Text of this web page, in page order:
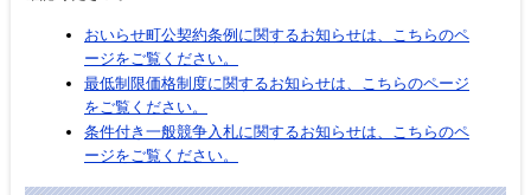
おいらせ町公契約条例に関するお知らせは、こちらのペ
ージをご覧ください。
最低制限価格制度に関するお知らせは、こちらのページ
をご覧ください。
条件付き一般競争入札に関するお知らせは、こちらのペ
ージをご覧ください。